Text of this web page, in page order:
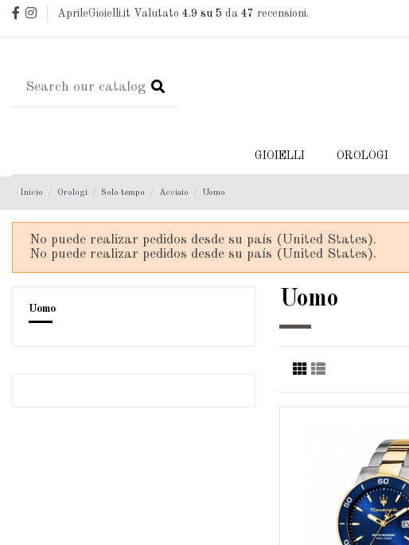
AprileGioielli.it Valutato4.9 su 5 da47 recensioni.
GIOIELLI OROLOGI
Inicio Orologi Solo tempo Acciaio Uomo
No puede realizar pedidos desde su país (United States).
No puede realizar pedidos desde su país (United States).
Uomo
Uomo